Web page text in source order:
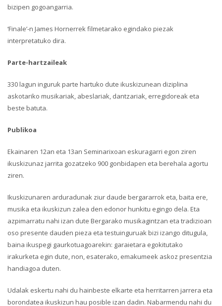
bizipen gogoangarria.
‘Finale’-n James Hornerrek filmetarako egindako piezak
interpretatuko dira.
Parte-hartzaileak
330 lagun inguruk parte hartuko dute ikuskizunean diziplina
askotariko musikariak, abeslariak, dantzariak, erregidoreak eta
beste batuta.
Publikoa
Ekainaren 12an eta 13an Seminarixoan eskuragarri egon ziren
ikuskizunaz jarrita gozatzeko 900 gonbidapen eta berehala agortu
ziren.
Ikuskizunaren arduradunak ziur daude bergararrok eta, baita ere,
musika eta ikuskizun zalea den edonor hunkitu egingo dela. Eta
azpimarratu nahi izan dute Bergarako musikagintzan eta tradizioan
oso presente dauden pieza eta testuinguruak bizi izango ditugula,
baina ikuspegi gaurkotuagoarekin: garaietara egokitutako
irakurketa egin dute, non, esaterako, emakumeek askoz presentzia
handiagoa duten.
Udalak eskertu nahi du hainbeste elkarte eta herritarren jarrera eta
borondatea ikuskizun hau posible izan dadin. Nabarmendu nahi du